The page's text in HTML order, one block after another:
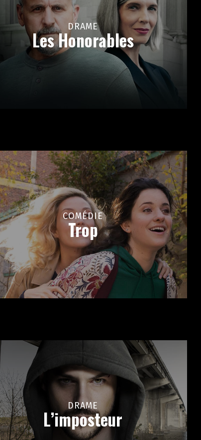
DRAME
Les Honorables
COMÉDIE
Trop
DRAME
L’imposteur